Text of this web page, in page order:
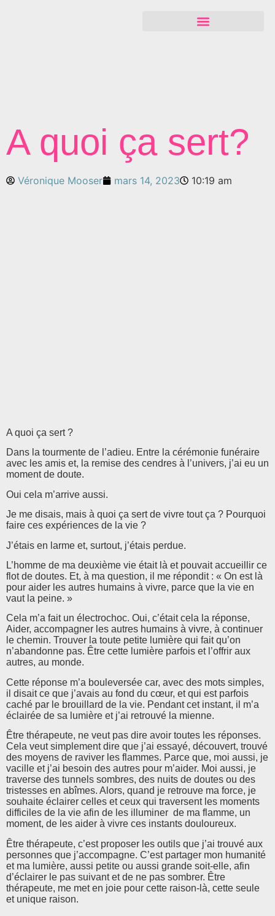
A quoi ça sert?
Véronique Mooser mars 14, 2023 10:19 am
A quoi ça sert ?
Dans la tourmente de l’adieu. Entre la cérémonie funéraire
avec les amis et, la remise des cendres à l’univers, j’ai eu un
moment de doute.
Oui cela m’arrive aussi.
Je me disais, mais à quoi ça sert de vivre tout ça ? Pourquoi
faire ces expériences de la vie ?
J’étais en larme et, surtout, j’étais perdue.
L’homme de ma deuxième vie était là et pouvait accueillir ce
flot de doutes. Et, à ma question, il me répondit : « On est là
pour aider les autres humains à vivre, parce que la vie en
vaut la peine. »
Cela m’a fait un électrochoc. Oui, c’était cela la réponse,
Aider, accompagner les autres humains à vivre, à continuer
le chemin. Trouver la toute petite lumière qui fait qu’on
n’abandonne pas. Être cette lumière parfois et l’offrir aux
autres, au monde.
Cette réponse m’a bouleversée car, avec des mots simples,
il disait ce que j’avais au fond du cœur, et qui est parfois
caché par le brouillard de la vie. Pendant cet instant, il m’a
éclairée de sa lumière et j’ai retrouvé la mienne.
Être thérapeute, ne veut pas dire avoir toutes les réponses.
Cela veut simplement dire que j’ai essayé, découvert, trouvé
des moyens de raviver les flammes. Parce que, moi aussi, je
vacille et j’ai besoin des autres pour m’aider. Moi aussi, je
traverse des tunnels sombres, des nuits de doutes ou des
tristesses en abîmes. Alors, quand je retrouve ma force, je
souhaite éclairer celles et ceux qui traversent les moments
difficiles de la vie afin de les illuminer de ma flamme, un
moment, de les aider à vivre ces instants douloureux.
Être thérapeute, c’est proposer les outils que j’ai trouvé aux
personnes que j’accompagne. C’est partager mon humanité
et ma lumière, aussi petite ou aussi grande soit-elle, afin
d’éclairer le pas suivant et de ne pas sombrer. Être
thérapeute, me met en joie pour cette raison-là, cette seule
et unique raison.